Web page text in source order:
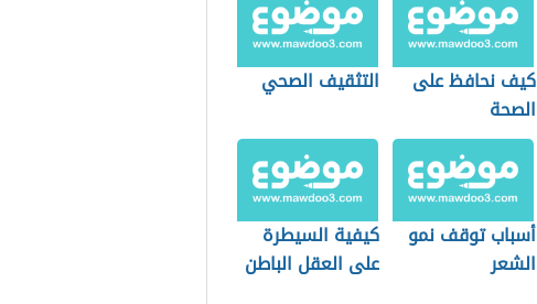
كيف نحافظ على
الصحة
التثقيف الصحي
أسباب توقف نمو
الشعر
كيفية السيطرة
على العقل الباطن